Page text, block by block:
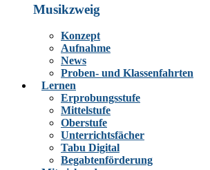
Musikzweig
Konzept
Aufnahme
News
Proben- und Klassenfahrten
Lernen
Erprobungsstufe
Mittelstufe
Oberstufe
Unterrichtsfächer
Tabu Digital
Begabtenförderung